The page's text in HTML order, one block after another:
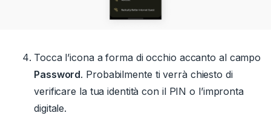
Tocca l’icona a forma di occhio accanto al campo
Password. Probabilmente ti verrà chiesto di
verificare la tua identità con il PIN o l’impronta
digitale.